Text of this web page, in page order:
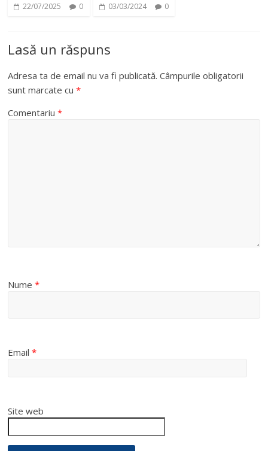
22/07/2025 0 03/03/2024 0
Lasă un răspuns
Adresa ta de email nu va fi publicată. Câmpurile obligatorii
sunt marcate cu*
Comentariu*
Nume*
Email*
Site web